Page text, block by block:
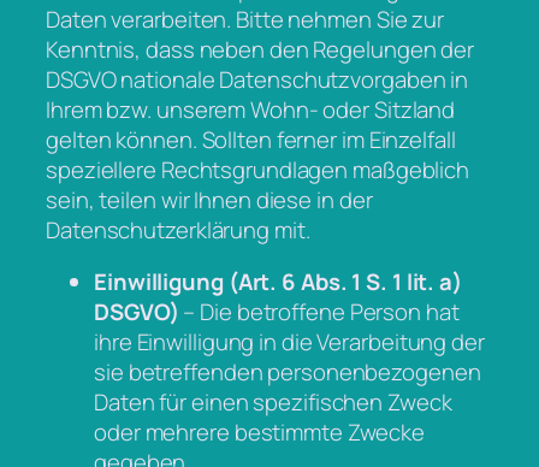
Daten verarbeiten. Bitte nehmen Sie zur
Kenntnis, dass neben den Regelungen der
DSGVO nationale Datenschutzvorgaben in
Ihrem bzw. unserem Wohn- oder Sitzland
gelten können. Sollten ferner im Einzelfall
speziellere Rechtsgrundlagen maßgeblich
sein, teilen wir Ihnen diese in der
Datenschutzerklärung mit.
Einwilligung (Art. 6 Abs. 1 S. 1 lit. a)
DSGVO) – Die betroffene Person hat
ihre Einwilligung in die Verarbeitung der
sie betreffenden personenbezogenen
Daten für einen spezifischen Zweck
oder mehrere bestimmte Zwecke